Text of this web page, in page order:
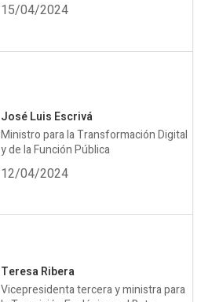
15/04/2024
José Luis Escrivá
Ministro para la Transformación Digital
y de la Función Pública
12/04/2024
Teresa Ribera
Vicepresidenta tercera y ministra para